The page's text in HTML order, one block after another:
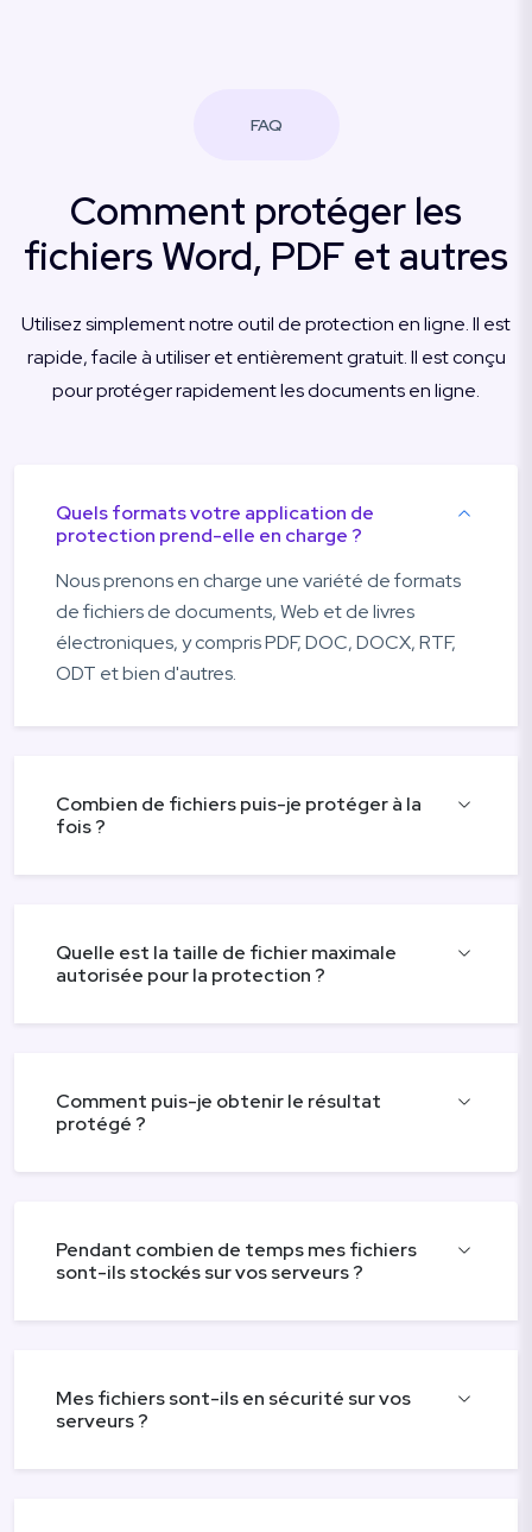
FAQ
Comment protéger les
fichiers Word, PDF et autres
Utilisez simplement notre outil de protection en ligne. Il est
rapide, facile à utiliser et entièrement gratuit. Il est conçu
pour protéger rapidement les documents en ligne.
Quels formats votre application de
protection prend-elle en charge ?
Nous prenons en charge une variété de formats
de fichiers de documents, Web et de livres
électroniques, y compris PDF, DOC, DOCX, RTF,
ODT et bien d'autres.
Combien de fichiers puis-je protéger à la
fois ?
Quelle est la taille de fichier maximale
autorisée pour la protection ?
Comment puis-je obtenir le résultat
protégé ?
Pendant combien de temps mes fichiers
sont-ils stockés sur vos serveurs ?
Mes fichiers sont-ils en sécurité sur vos
serveurs ?